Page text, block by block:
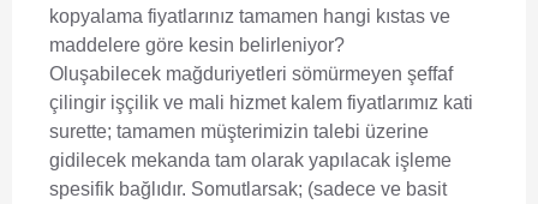
kopyalama fiyatlarınız tamamen hangi kıstas ve
maddelere göre kesin belirleniyor?
Oluşabilecek mağduriyetleri sömürmeyen şeffaf
çilingir işçilik ve mali hizmet kalem fiyatlarımız kati
surette; tamamen müşterimizin talebi üzerine
gidilecek mekanda tam olarak yapılacak işleme
spesifik bağlıdır. Somutlarsak; (sadece ve basit